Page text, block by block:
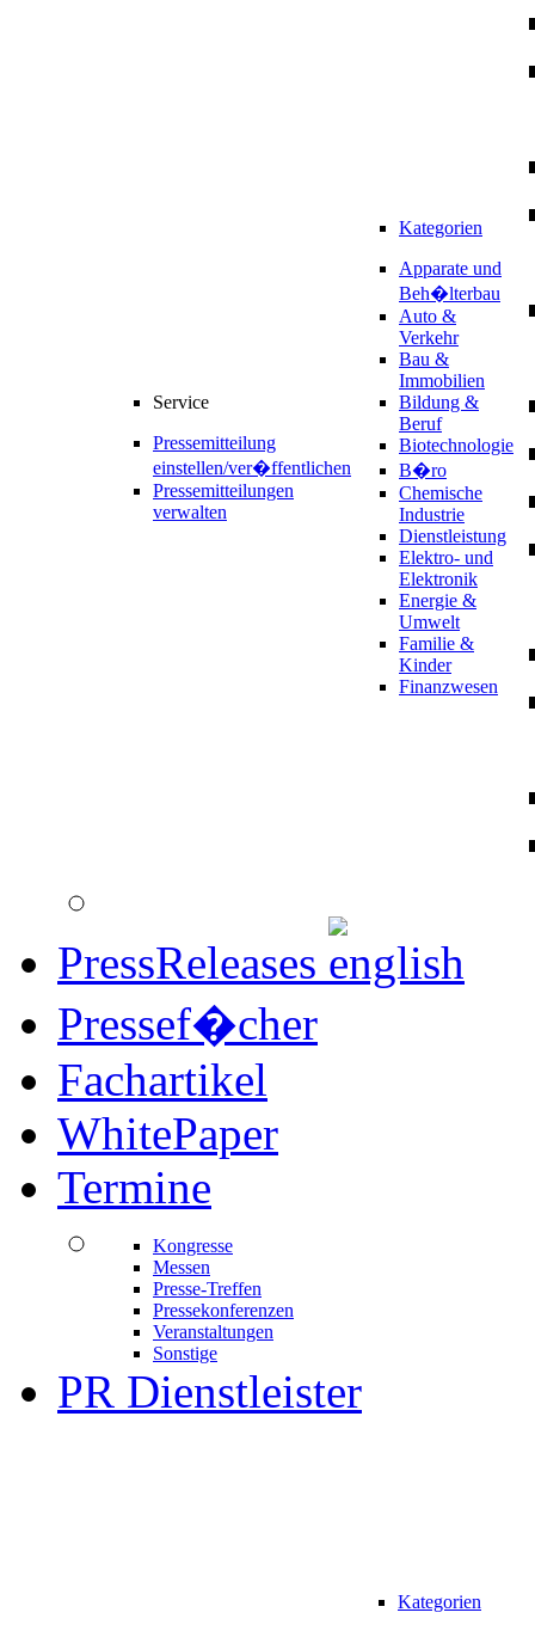
Service
Pressemitteilung
einstellen/ver�ffentlichen
Pressemitteilungen
verwalten
Kategorien
Apparate und
Beh�lterbau
Auto &
Verkehr
Bau &
Immobilien
Bildung &
Beruf
Biotechnologie
B�ro
Chemische
Industrie
Dienstleistung
Elektro- und
Elektronik
Energie &
Umwelt
Familie &
Kinder
Finanzwesen
PressReleases
Pressef�cher
Fachartikel
WhitePaper
Termine
Kongresse
Messen
Presse-Treffen
Pressekonferenzen
Veranstaltungen
Sonstige
PR Dienstleister
Kategorien